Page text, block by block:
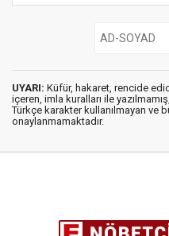
UYARI: Küfür, hakaret, rencide
içeren, imla kuralları ile yazılmamış,
Türkçe karakter kullanılmayan ve
onaylanmamaktadır.